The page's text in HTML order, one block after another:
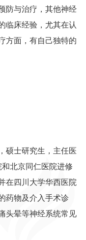
防与治疗，其他神经
临床经验，尤其在认
方面，有自己独特的
硕士研究生，主任医
北京同仁医院进修
在四川大学华西医院
药物及介入手术诊
头晕等神经系统常见